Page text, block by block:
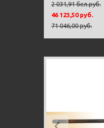
2 031,91 бел.руб.
46 123,50 руб.
71 046,00 руб.
Previous